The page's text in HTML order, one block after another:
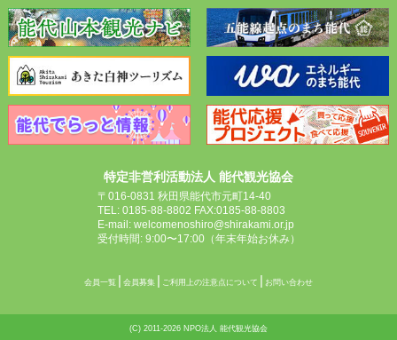
特定非営利活動法人 能代観光協会
〒016-0831 秋田県能代市元町14-40
TEL: 0185-88-8802 FAX:0185-88-8803
E-mail: welcomenoshiro@shirakami.or.jp
受付時間: 9:00〜17:00（年末年始お休み）
会員一覧 会員募集 ご利用上の注意点について お問い合わせ
(C) 2011-2026 NPO法人 能代観光協会